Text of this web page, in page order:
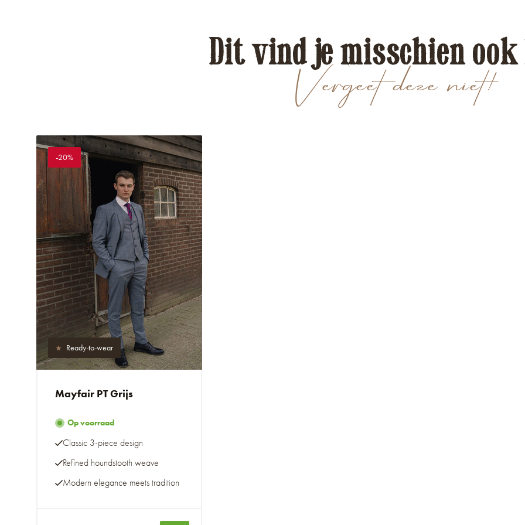
Vergeet deze niet!
Dit vind je misschien
-20%
Ready-to-wear
Mayfair PT Grijs
Op voorraad
Classic 3-piece design
Refined houndstooth weave
Modern elegance meets tradition